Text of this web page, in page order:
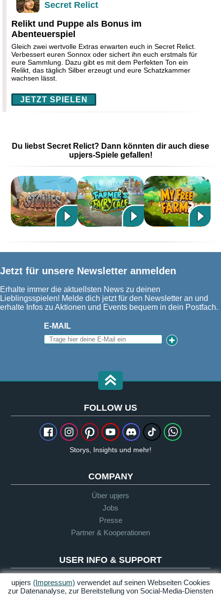
Secret Relict
Relikt und Puppe als Bonus im
Abenteuerspiel
Gleich zwei wertvolle Extras erwarten euch in Secret Relict.
Verbessert euren Sonnox oder sichert ihn euch erstmals für
eure Sammlung. Dazu gibt es mit dem Perfekten Ton ein
Relikt, das täglich Silber erzeugt und eure Schatzkammer
wachsen lässt.
JETZT SPIELEN
Du liebst Secret Relict? Dann könnten dir auch diese
upjers-Spiele gefallen!
Jetzt für unsere Newsletter anmelden
Erhalte immer die aktuellsten News zu deinen
Lieblingsspielen! Melde dich jetzt für den Newsletter an und
erhalte Infos zu Aktionen und Events bequem in dein Postfach.
E-MAIL
FOLLOW US
Storys, Insights und mehr!
COMPANY
Über upjers
Jobs
Presse
Partner & Kooperationen
USER INFO & SUPPORT
Glossar
Let's Play Richtlinie
upjers (Impressum) verwendet auf seinen Webseiten Cookies
zur Datenanalyse, zur Bereitstellung von Social-Media-Diensten